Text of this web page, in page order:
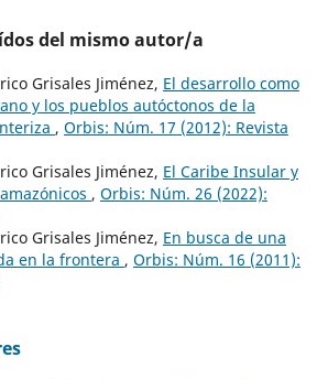
del mismo autor/a
Grisales Jiménez, El desarrollo como
y los pueblos autóctonos de la
, Orbis: Núm. 17 (2012): Revista
Grisales Jiménez, El Caribe Insular y
, Orbis: Núm. 26 (2022):
Grisales Jiménez, En busca de una
en la frontera , Orbis: Núm. 16 (2011):